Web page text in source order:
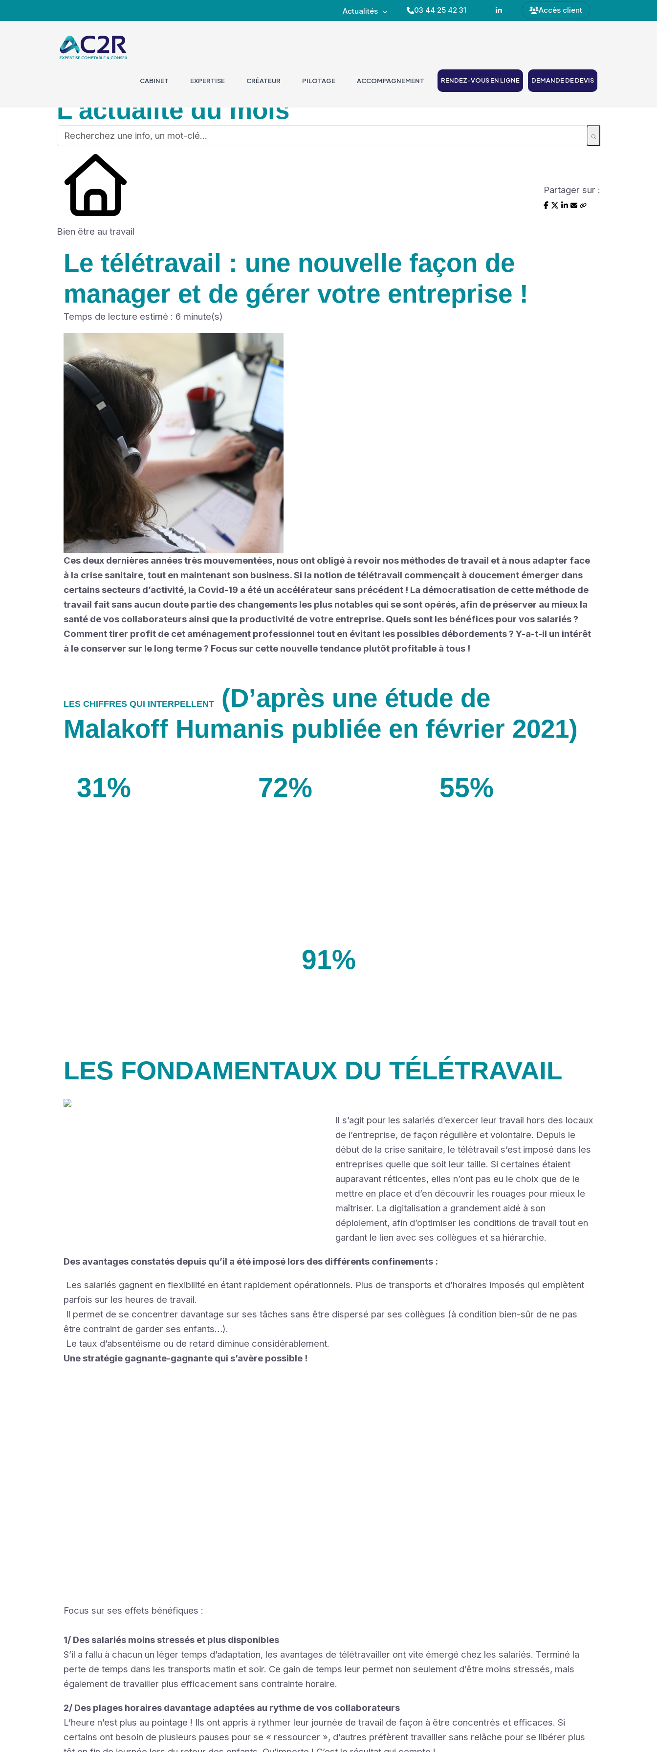
Actualités 03 44 25 42 31 Accès client
CABINET EXPERTISE CRÉATEUR PILOTAGE ACCOMPAGNEMENT RENDEZ-VOUS EN LIGNE DEMANDE DE DEVIS
L'actualité du mois
Bien être au travail
Partager sur :
Le télétravail : une nouvelle façon de
manager et de gérer votre entreprise !
Temps de lecture estimé : 6 minute(s)
Ces deux dernières années très mouvementées, nous ont obligé à revoir nos méthodes de travail et à nous adapter face
à la crise sanitaire, tout en maintenant son business. Si la notion de télétravail commençait à doucement émerger dans
certains secteurs d’activité, la Covid-19 a été un accélérateur sans précédent ! La démocratisation de cette méthode de
travail fait sans aucun doute partie des changements les plus notables qui se sont opérés, afin de préserver au mieux la
santé de vos collaborateurs ainsi que la productivité de votre entreprise. Quels sont les bénéfices pour vos salariés ?
Comment tirer profit de cet aménagement professionnel tout en évitant les possibles débordements ? Y-a-t-il un intérêt
à le conserver sur le long terme ? Focus sur cette nouvelle tendance plutôt profitable à tous !
LES CHIFFRES QUI INTERPELLENT(D’après une étude de
Malakoff Humanis publiée en février 2021)
31% 72% 55%
91%
LES FONDAMENTAUX DU TÉLÉTRAVAIL
Il s’agit pour les salariés d’exercer leur travail hors des locaux
de l’entreprise, de façon régulière et volontaire. Depuis le
début de la crise sanitaire, le télétravail s’est imposé dans les
entreprises quelle que soit leur taille. Si certaines étaient
auparavant réticentes, elles n’ont pas eu le choix que de le
mettre en place et d’en découvrir les rouages pour mieux le
maîtriser. La digitalisation a grandement aidé à son
déploiement, afin d’optimiser les conditions de travail tout en
gardant le lien avec ses collègues et sa hiérarchie.
Des avantages constatés depuis qu’il a été imposé lors des différents confinements :
Les salariés gagnent en flexibilité en étant rapidement opérationnels. Plus de transports et d’horaires imposés qui empiètent
parfois sur les heures de travail.
Il permet de se concentrer davantage sur ses tâches sans être dispersé par ses collègues (à condition bien-sûr de ne pas
être contraint de garder ses enfants…).
Le taux d’absentéisme ou de retard diminue considérablement.
Une stratégie gagnante-gagnante qui s’avère possible !
Focus sur ses effets bénéfiques :
1/ Des salariés moins stressés et plus disponibles
S’il a fallu à chacun un léger temps d’adaptation, les avantages de télétravailler ont vite émergé chez les salariés. Terminé la
perte de temps dans les transports matin et soir. Ce gain de temps leur permet non seulement d’être moins stressés, mais
également de travailler plus efficacement sans contrainte horaire.
2/ Des plages horaires davantage adaptées au rythme de vos collaborateurs
L’heure n’est plus au pointage ! Ils ont appris à rythmer leur journée de travail de façon à être concentrés et efficaces. Si
certains ont besoin de plusieurs pauses pour se « ressourcer », d’autres préfèrent travailler sans relâche pour se libérer plus